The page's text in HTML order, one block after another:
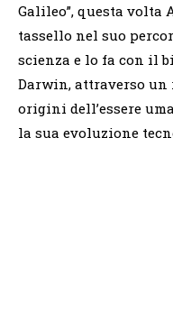
Galileo”, questa volta
tassello nel suo
scienza e lo fa con il
Darwin, attraverso un
origini dell’essere
la sua evoluzione